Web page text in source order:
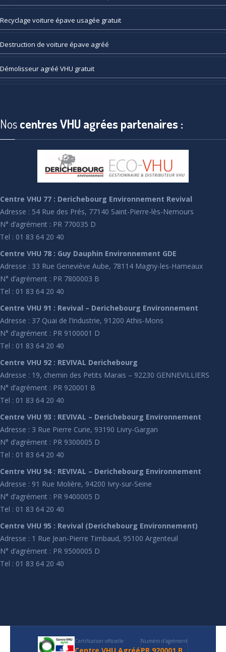
Recyclage voiture épave usagée gratuit
Destruction de voiture épave agréé
Démolisseur agréé VHU gratuit
Noscentres VHU agrées partenaires :
Centre VHU 77 : Derichebourg Environnement Revival
Adresse : 54 Rue des Prés, 77140 Saint-Pierre-lès-Nemours
N° d’agrément : PR 770035 D
Tel : 01 83 64 20 40
Centre VHU 78 : Guy Dauphin Environnement GDE
Adresse : 33 Rue Geneviève Aube, 78114 Magny-les-Hameaux
N° d’agrément : PR 7800003 B
Tel : 01 83 64 20 40
Centre VHU 91 : Revival – Derichebourg Environnement
Adresse : 37 Quai de l’Industrie, 91200 Athis-Mons
N° d’agrément : PR 9100001 D
Tel : 01 83 64 20 40
Centre VHU 92 : REVIVAL Derichebourg
Adresse : 19, chemin des Petits Marais – 92230 GENNEVILLIERS
N° d’agrément : PR 920001 B
Tel : 01 83 64 20 40
Centre VHU 93 : REVIVAL – Derichebourg Environnement
Adresse : 3 Rue Pierre Curie, 93190 Livry-Gargan
N° d’agrément : PR 9300005 D
Tel : 01 83 64 20 40
Centre VHU 94 : REVIVAL – Derichebourg Environnement
Adresse : 91 Rue Molière, 94200 Ivry-sur-Seine
N° d’agrément : PR 9400005 D
Tel : 01 83 64 20 40
Centre VHU 95 : Revival (Derichebourg Environnement)
Adresse : 1 Rue Jean-Pierre Timbaud, 95100 Argenteuil
N° d’agrément : PR 9500005 D
Tel : 01 83 64 20 40
Certification officielle Numéro d'agrément